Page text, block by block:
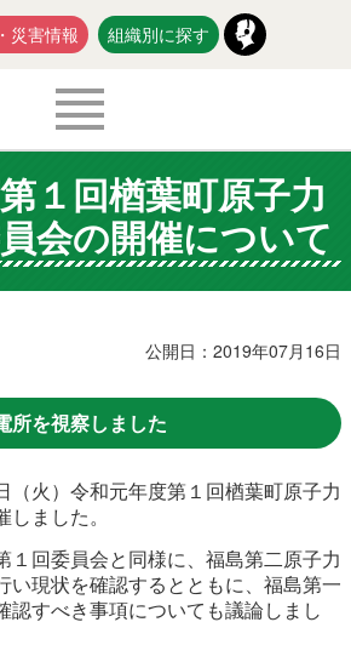
災害情報 組織別に探す
出産・子育て
教育・文化・スポーツ
商工・労働 新産業
新規造成区画
１回楢葉町原子力
会の開催について
公開日：2019年07月16日
所を視察しました
火）令和元年度第１回楢葉町原子力
ました。
回委員会と同様に、福島第二原子力
い現状を確認するとともに、福島第一
認すべき事項についても議論しまし